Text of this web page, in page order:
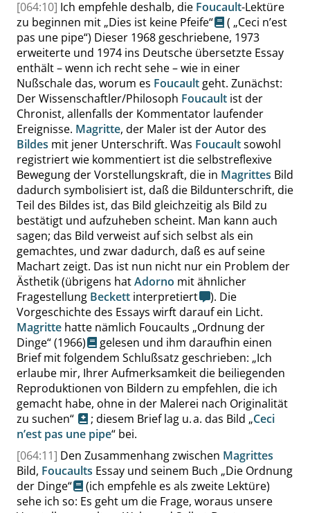
[064:10] Ich empfehle deshalb, die Foucault-Lektüre
zu beginnen mit „Dies ist keine Pfeife“ ( „Ceci n’est
pas une pipe“) Dieser 1968 geschriebene, 1973
erweiterte und 1974 ins Deutsche übersetzte Essay
enthält – wenn ich recht sehe – wie in einer
Nußschale das, worum es Foucault geht. Zunächst:
Der Wissenschaftler/Philosoph Foucault ist der
Chronist, allenfalls der Kommentator laufender
Ereignisse. Magritte, der Maler ist der Autor des
Bildes mit jener Unterschrift. Was Foucaultsowohl
registriert wie kommentiert ist die selbstreflexive
Bewegung der Vorstellungskraft, die in Magrittes Bild
dadurch symbolisiert ist, daß die Bildunterschrift, die
Teil des Bildes ist, das Bild gleichzeitig als Bild zu
bestätigt und aufzuheben scheint. Man kann auch
sagen; das Bild verweist auf sich selbst als ein
gemachtes, und zwar dadurch, daß es auf seine
Machart zeigt. Das ist nun nicht nur ein Problem der
Ästhetik (übrigens hatAdorno mit ähnlicher
Fragestellung Beckett interpretiert
). Die
Vorgeschichte des Essays wirft darauf ein Licht.
Magritte hatte nämlich Foucaults „Ordnung der
Dinge“(1966)
gelesen und ihm daraufhin einen
Brief mit folgendem Schlußsatz geschrieben: „Ich
erlaube mir, Ihrer Aufmerksamkeit die beiliegenden
Reproduktionen von Bildern zu empfehlen, die ich
gemacht habe, ohne in der Malerei nach Originalität
zu suchen“ ; diesem Brief lag u. a. das Bild „Ceci
n’est pas une pipe“ bei.
[064:11] Den Zusammenhang zwischen Magrittes
Bild, Foucaults Essay und seinem Buch „Die Ordnung
der Dinge“
(ich empfehle es als zweite Lektüre)
sehe ich so: Es geht um die Frage, woraus unsere